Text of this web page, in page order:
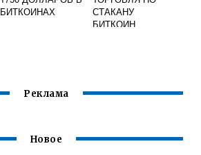
БИТКОИНАХ
СТАКАНУ
БИТКОИН
Реклама
Новое